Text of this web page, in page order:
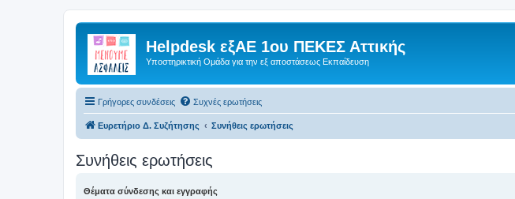
Helpdesk εξΑΕ 1ου ΠΕΚΕΣ Αττικής
Υποστηρικτική Ομάδα για την εξ αποστάσεως Εκπαίδευση
Γρήγορες συνδέσεις Συχνές ερωτήσεις
Ευρετήριο Δ. Συζήτησης Συνήθεις ερωτήσεις
Συνήθεις ερωτήσεις
Θέματα σύνδεσης και εγγραφής